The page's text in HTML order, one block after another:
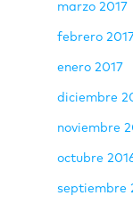
marzo 2017
febrero 2017
enero 2017
diciembre
noviembre
octubre
septiembre